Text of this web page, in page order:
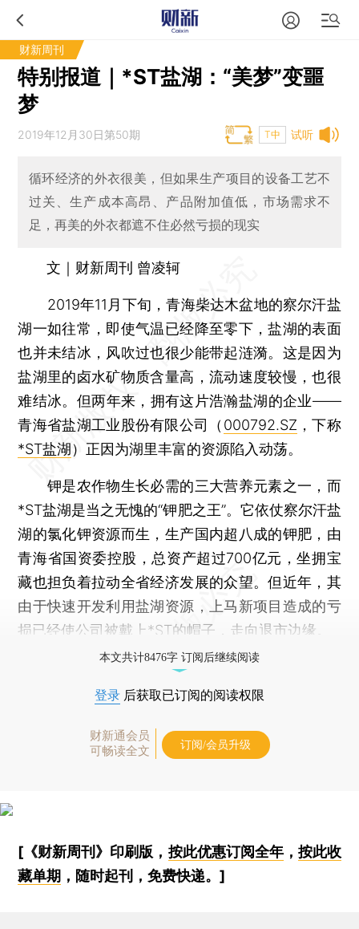
财新周刊
特别报道｜*ST盐湖：“美梦”变噩
梦
试听
2019年12月30日第50期 T中
循环经济的外衣很美，但如果生产项目的设备工艺不
过关、生产成本高昂、产品附加值低，市场需求不
足，再美的外衣都遮不住必然亏损的现实
文｜财新周刊 曾凌轲
2019年11月下旬，青海柴达木盆地的察尔汗盐
湖一如往常，即使气温已经降至零下，盐湖的表面
也并未结冰，风吹过也很少能带起涟漪。这是因为
盐湖里的卤水矿物质含量高，流动速度较慢，也很
难结冰。但两年来，拥有这片浩瀚盐湖的企业——
青海省盐湖工业股份有限公司（ 000792.SZ ，下称
*ST盐湖）正因为湖里丰富的资源陷入动荡。
钾是农作物生长必需的三大营养元素之一，而
*ST盐湖是当之无愧的“钾肥之王”。它依仗察尔汗盐
湖的氯化钾资源而生，生产国内超八成的钾肥，由
青海省国资委控股，总资产超过700亿元，坐拥宝
藏也担负着拉动全省经济发展的众望。但近年，其
由于快速开发利用盐湖资源，上马新项目造成的亏
损已经使公司被戴上*ST的帽子，走向退市边缘。
本文共计8476字 订阅后继续阅读
登录 后获取已订阅的阅读权限
财新通会员
可畅读全文
订阅/会员升级
[《财新周刊》印刷版， 按此优惠订阅全年， 按此收
藏单期 ，随时起刊，免费快递。]